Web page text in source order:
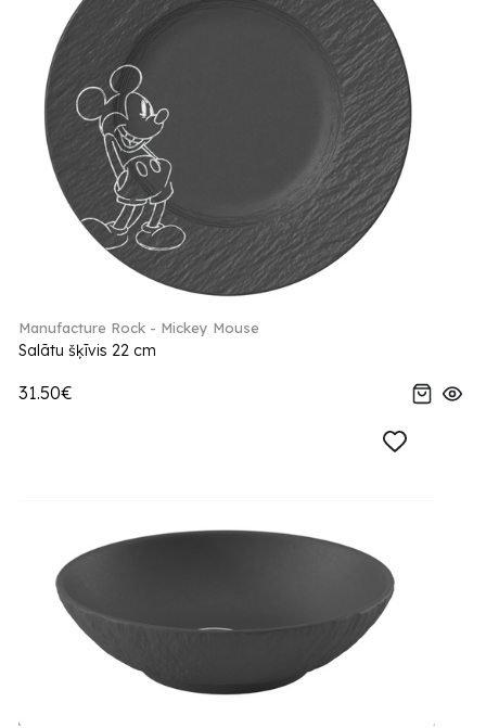
Manufacture Rock - Mickey Mouse
Salātu šķīvis 22 cm
31.50€